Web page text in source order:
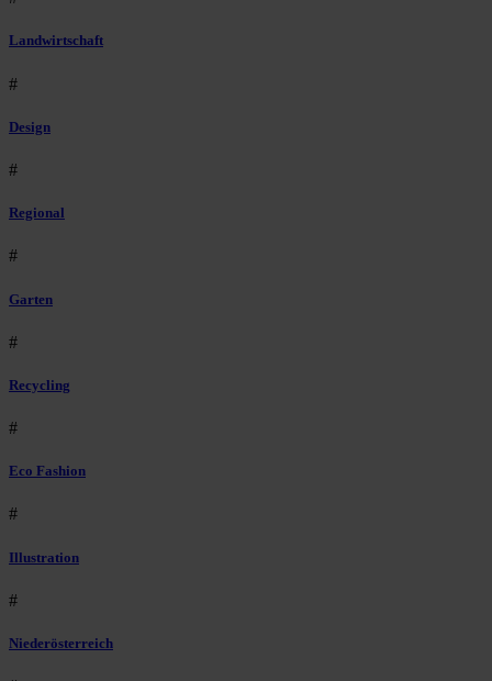
Landwirtschaft
#
Design
#
Regional
#
Garten
#
Recycling
#
Eco Fashion
#
Illustration
#
Niederösterreich